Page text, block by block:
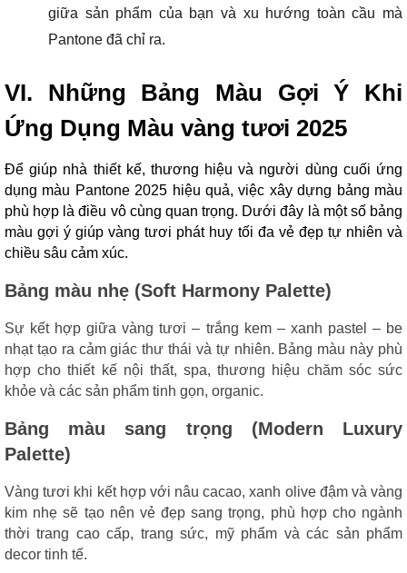
giữa sản phẩm của bạn và xu hướng toàn cầu mà
Pantone đã chỉ ra.
VI. Những Bảng Màu Gợi Ý Khi
Ứng Dụng Màu vàng tươi 2025
Để giúp nhà thiết kế, thương hiệu và người dùng cuối ứng
dụng màu Pantone 2025 hiệu quả, việc xây dựng bảng màu
phù hợp là điều vô cùng quan trọng. Dưới đây là một số bảng
màu gợi ý giúp vàng tươi phát huy tối đa vẻ đẹp tự nhiên và
chiều sâu cảm xúc.
Bảng màu nhẹ (Soft Harmony Palette)
Sự kết hợp giữa vàng tươi – trắng kem – xanh pastel – be
nhạt tạo ra cảm giác thư thái và tự nhiên. Bảng màu này phù
hợp cho thiết kế nội thất, spa, thương hiệu chăm sóc sức
khỏe và các sản phẩm tinh gọn, organic.
Bảng màu sang trọng (Modern Luxury
Palette)
Vàng tươi khi kết hợp với nâu cacao, xanh olive đậm và vàng
kim nhẹ sẽ tạo nên vẻ đẹp sang trọng, phù hợp cho ngành
thời trang cao cấp, trang sức, mỹ phẩm và các sản phẩm
decor tinh tế.